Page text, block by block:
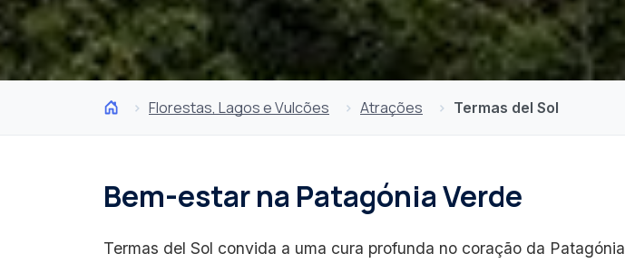
Florestas, Lagos e Vulcões Atrações Termas del Sol
Bem-estar na Patagónia Verde
Termas del Sol convida a uma cura profunda no coração da Patagónia